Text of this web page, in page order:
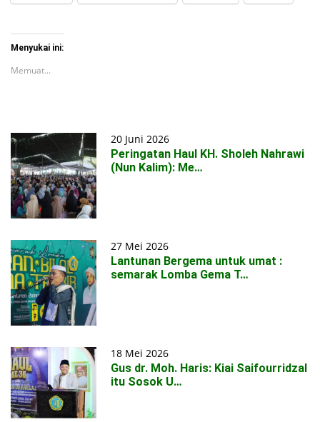
Menyukai ini:
Memuat...
20 Juni 2026
Peringatan Haul KH. Sholeh Nahrawi
(Nun Kalim): Me…
27 Mei 2026
Lantunan Bergema untuk umat :
semarak Lomba Gema T…
18 Mei 2026
Gus dr. Moh. Haris: Kiai Saifourridzal
itu Sosok U…